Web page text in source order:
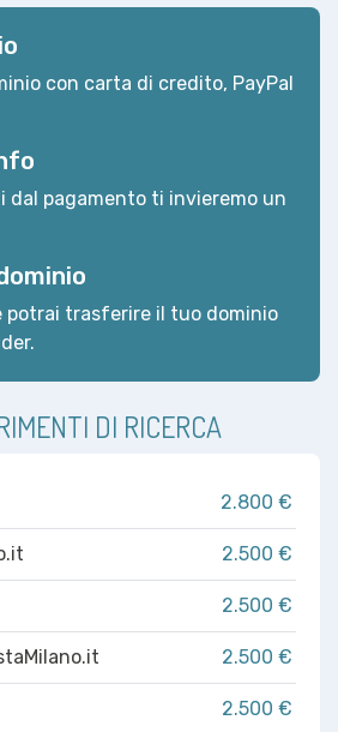
con carta di credito, PayPal
dal pagamento ti invieremo un
potrai trasferire il tuo dominio
DI RICERCA
2.800 €
2.500 €
2.500 €
2.500 €
2.500 €